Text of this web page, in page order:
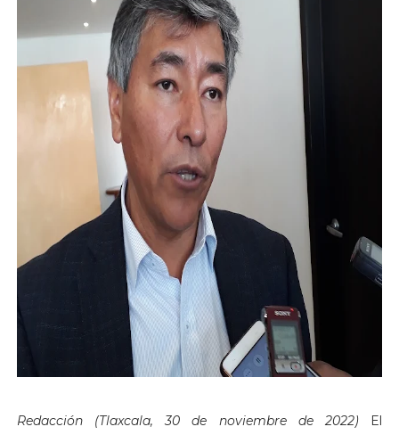
Redacción (Tlaxcala, 30 de noviembre de 2022)
El